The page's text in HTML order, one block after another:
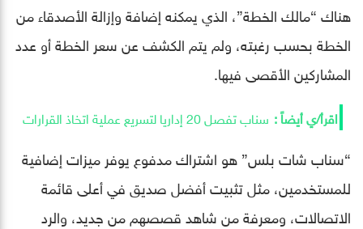
هناك “مالك الخطة”، الذي يمكنه إضافة وإزالة الأصدقاء من
الخطة بحسب رغبته، ولم يتم الكشف عن سعر الخطة أو عدد
المشاركين الأقصى فيها.
سناب تفصل 20 إداريا لتسريع عملية اتخاذ القرارات
“سناب شات بلس” هو اشتراك مدفوع يوفر ميزات إضافية
للمستخدمين، مثل تثبيت أفضل صديق في أعلى قائمة
الاتصالات، ومعرفة من شاهد قصصهم من جديد، والرد